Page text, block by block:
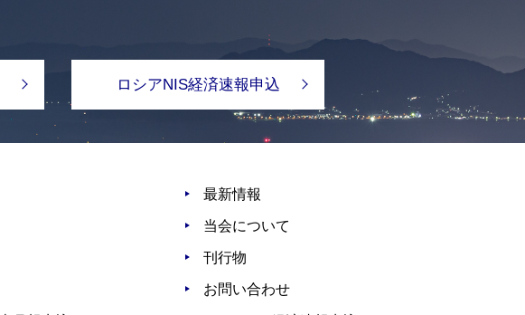
ロシアNIS経済速報申込
最新情報
当会について
刊行物
お問い合わせ